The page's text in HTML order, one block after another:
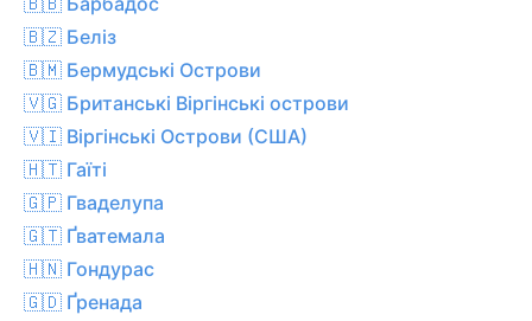
🇧🇿 Беліз
🇧🇲 Бермудські Острови
🇻🇬 Британські Віргінські острови
🇻🇮 Віргінські Острови (США)
🇭🇹 Гаїті
🇬🇵 Гваделупа
🇬🇹 Ґватемала
🇭🇳 Гондурас
🇬🇩 Ґренада